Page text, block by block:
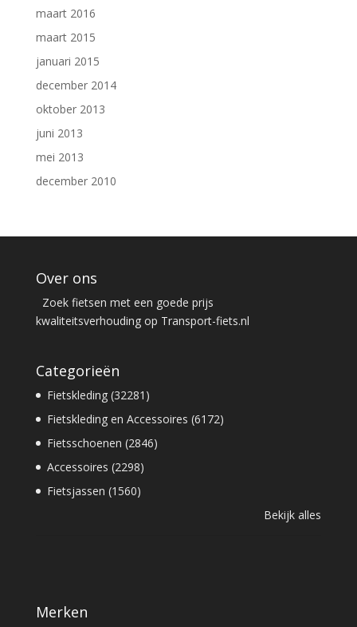
maart 2016
maart 2015
januari 2015
december 2014
oktober 2013
juni 2013
mei 2013
december 2010
Over ons
Zoek fietsen met een goede prijs
kwaliteitsverhouding op Transport-fiets.nl
Categorieën
Fietskleding (32281)
Fietskleding en Accessoires (6172)
Fietsschoenen (2846)
Accessoires (2298)
Fietsjassen (1560)
Bekijk alles
Merken